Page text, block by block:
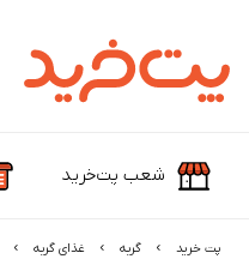
شعب پت‌خرید
پت خرید گربه غذای گربه